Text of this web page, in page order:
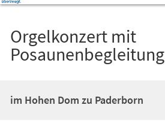
Orgelkonzert mit
Posaunenbegleitung
im Hohen Dom zu Paderborn